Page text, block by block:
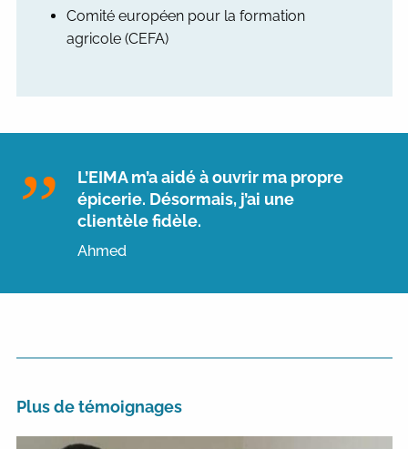
Comité européen pour la formation
agricole (CEFA)
L’EIMA m’a aidé à ouvrir ma propre
épicerie. Désormais, j’ai une
clientèle fidèle.
Ahmed
Plus de témoignages